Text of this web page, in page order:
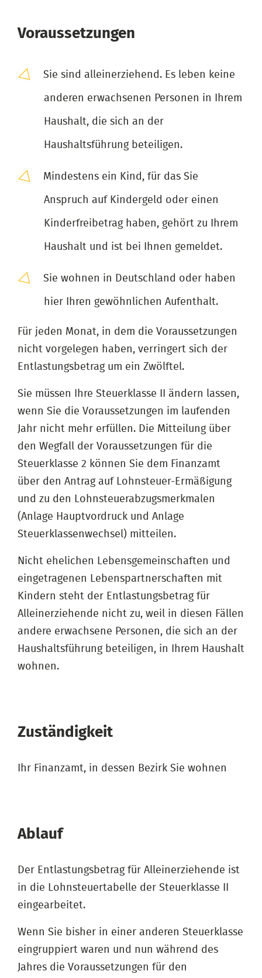
Voraussetzungen
Sie sind alleinerziehend. Es leben keine
anderen erwachsenen Personen in Ihrem
Haushalt, die sich an der
Haushaltsführung beteiligen.
Mindestens ein Kind, für das Sie
Anspruch auf Kindergeld oder einen
Kinderfreibetrag haben, gehört zu Ihrem
Haushalt und ist bei Ihnen gemeldet.
Sie wohnen in Deutschland oder haben
hier Ihren gewöhnlichen Aufenthalt.
Für jeden Monat, in dem die Voraussetzungen
nicht vorgelegen haben, verringert sich der
Entlastungsbetrag um ein Zwölftel.
Sie müssen Ihre Steuerklasse II ändern lassen,
wenn Sie die Voraussetzungen im laufenden
Jahr nicht mehr erfüllen. Die Mitteilung über
den Wegfall der Voraussetzungen für die
Steuerklasse 2 können Sie dem Finanzamt
über den Antrag auf Lohnsteuer-Ermäßigung
und zu den Lohnsteuerabzugsmerkmalen
(Anlage Hauptvordruck und Anlage
Steuerklassenwechsel) mitteilen.
Nicht ehelichen Lebensgemeinschaften und
eingetragenen Lebenspartnerschaften mit
Kindern steht der Entlastungsbetrag für
Alleinerziehende nicht zu, weil in diesen Fällen
andere erwachsene Personen, die sich an der
Haushaltsführung beteiligen, in Ihrem Haushalt
wohnen.
Zuständigkeit
Ihr Finanzamt, in dessen Bezirk Sie wohnen
Ablauf
Der Entlastungsbetrag für Alleinerziehende ist
in die Lohnsteuertabelle der Steuerklasse II
eingearbeitet.
Wenn Sie bisher in einer anderen Steuerklasse
eingruppiert waren und nun während des
Jahres die Voraussetzungen für den